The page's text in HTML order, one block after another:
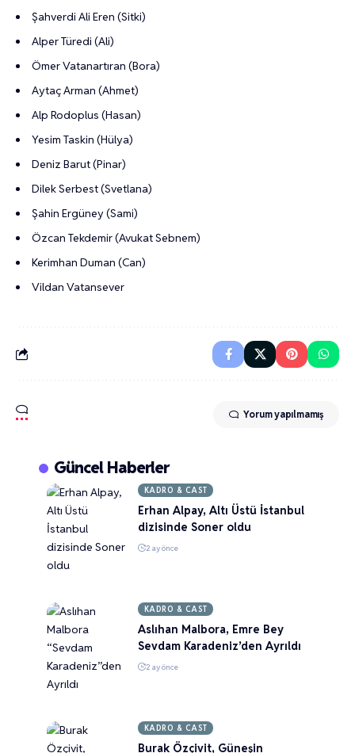
Şahverdi Ali Eren (Sitki)
Alper Türedi (Ali)
Ömer Vatanartıran (Bora)
Aytaç Arman (Ahmet)
Alp Rodoplus (Hasan)
Yesim Taskin (Hülya)
Deniz Barut (Pinar)
Dilek Serbest (Svetlana)
Şahin Ergüney (Sami)
Özcan Tekdemir (Avukat Sebnem)
Kerimhan Duman (Can)
Vildan Vatansever
Yorum yapılmamış
Güncel Haberler
KADRO & CAST
Erhan Alpay, Altı Üstü İstanbul
dizisinde Soner oldu
2 ay önce
KADRO & CAST
Aslıhan Malbora, Emre Bey
Sevdam Karadeniz’den Ayrıldı
2 ay önce
KADRO & CAST
Burak Özçivit, Güneşin